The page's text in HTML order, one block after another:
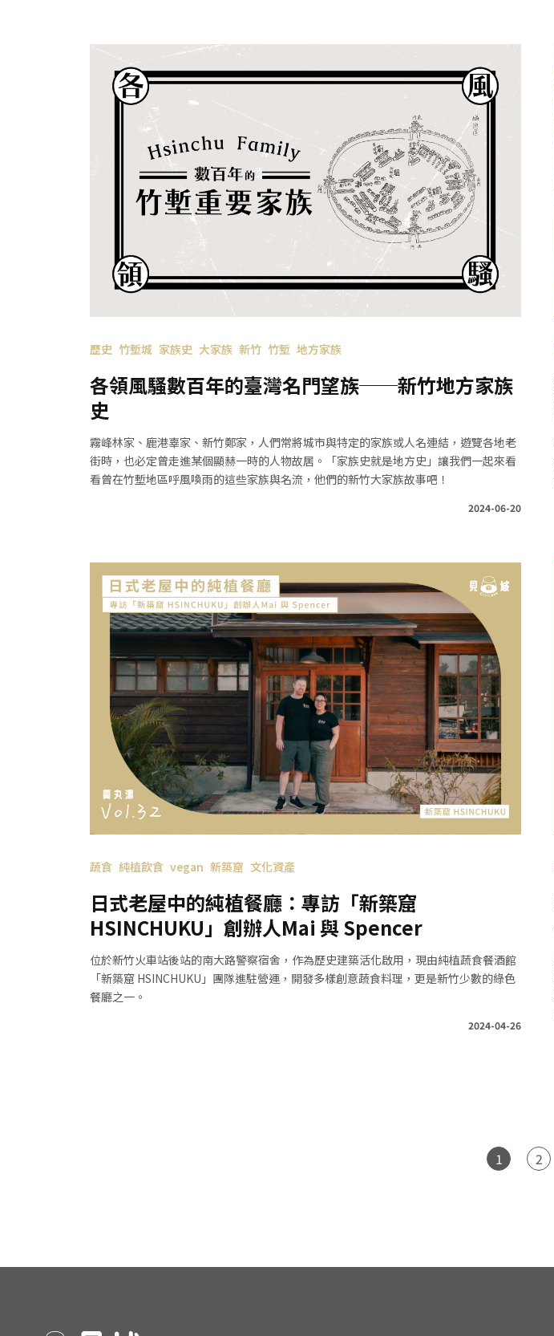
歷史 竹塹城 家族史 大家族 新竹 竹塹 地方家族
各領風騷數百年的臺灣名門望族──新竹地方家族
史
霧峰林家、鹿港辜家、新竹鄭家，人們常將城市與特定的家族或人名連結，遊覽各地老
街時，也必定曾走進某個顯赫一時的人物故居。「家族史就是地方史」讓我們一起來看
看曾在竹塹地區呼風喚雨的這些家族與名流，他們的新竹大家族故事吧！
2024-06-20
蔬食 純植飲食 vegan 新築窟 文化資產
日式老屋中的純植餐廳：專訪「新築窟
HSINCHUKU」創辦人Mai 與 Spencer
位於新竹火車站後站的南大路警察宿舍，作為歷史建築活化啟用，現由純植蔬食餐酒館
「新築窟 HSINCHUKU」團隊進駐營運，開發多樣創意蔬食料理，更是新竹少數的綠色
餐廳之一。
2024-04-26
1 2